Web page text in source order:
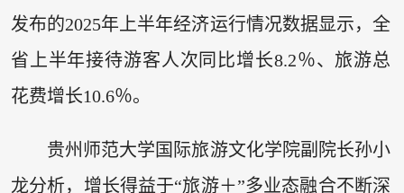
发布的2025年上半年经济运行情况数据显示，全
省上半年接待游客人次同比增长8.2％、旅游总
花费增长10.6％。
贵州师范大学国际旅游文化学院副院长孙小
龙分析，增长得益于“旅游＋”多业态融合不断深